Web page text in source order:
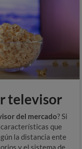
televisor
del mercado? Si
que
la distancia ente
y el sistema de